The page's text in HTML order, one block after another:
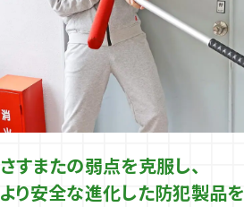
さすまたの弱点を克服し、
より安全な進化した防犯製品を